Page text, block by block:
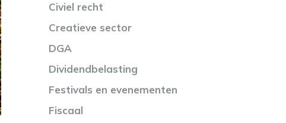
Civiel recht
Creatieve sector
DGA
Dividendbelasting
Festivals en evenementen
Fiscaal